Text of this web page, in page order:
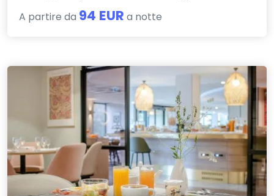
A partire da 94 EUR a notte